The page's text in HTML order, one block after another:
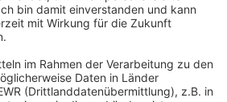
|Abo kündigen|
bei uns